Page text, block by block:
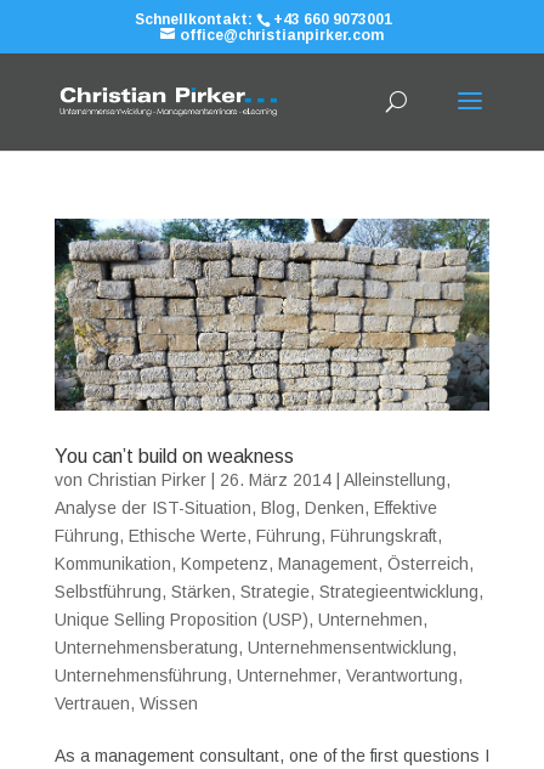
Schnellkontakt:
+43 660 9073001
office@christianpirker.com
You can’t build on weakness
von Christian Pirker| 26. März 2014| Alleinstellung,
Analyse der IST-Situation, Blog, Denken, Effektive
Führung, Ethische Werte, Führung, Führungskraft,
Kommunikation, Kompetenz, Management, Österreich,
Selbstführung, Stärken, Strategie, Strategieentwicklung,
Unique Selling Proposition (USP), Unternehmen,
Unternehmensberatung, Unternehmensentwicklung,
Unternehmensführung, Unternehmer, Verantwortung,
Vertrauen, Wissen
As a management consultant, one of the first questions I